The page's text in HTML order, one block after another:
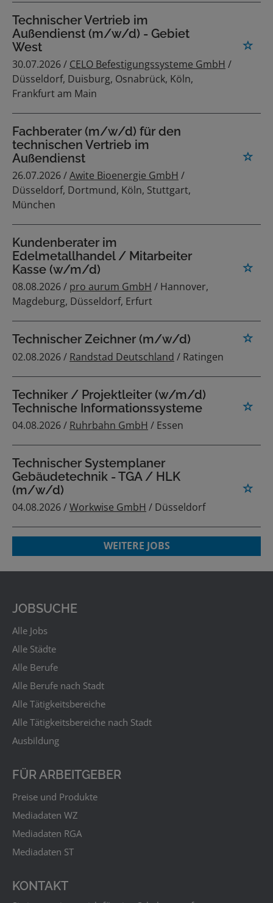
Technischer Vertrieb im
Außendienst (m/w/d) - Gebiet
West
30.07.2026 / CELO Befestigungssysteme GmbH /
Düsseldorf, Duisburg, Osnabrück, Köln,
Frankfurt am Main
Fachberater (m/w/d) für den
technischen Vertrieb im
Außendienst
26.07.2026 /Awite Bioenergie GmbH /
Düsseldorf, Dortmund, Köln, Stuttgart,
München
Kundenberater im
Edelmetallhandel / Mitarbeiter
Kasse (w/m/d)
08.08.2026 / pro aurum GmbH / Hannover,
Magdeburg, Düsseldorf, Erfurt
Technischer Zeichner (m/w/d)
02.08.2026 / Randstad Deutschland / Ratingen
Techniker / Projektleiter (w/m/d)
Technische Informationssysteme
04.08.2026 / Ruhrbahn GmbH / Essen
Technischer Systemplaner
Gebäudetechnik - TGA / HLK
(m/w/d)
04.08.2026 /Workwise GmbH / Düsseldorf
WEITERE JOBS
JOBSUCHE
Alle Jobs
Alle Städte
Alle Berufe
Alle Berufe nach Stadt
Alle Tätigkeitsbereiche
Alle Tätigkeitsbereiche nach Stadt
Ausbildung
FÜR ARBEITGEBER
Preise und Produkte
Mediadaten WZ
Mediadaten RGA
Mediadaten ST
KONTAKT